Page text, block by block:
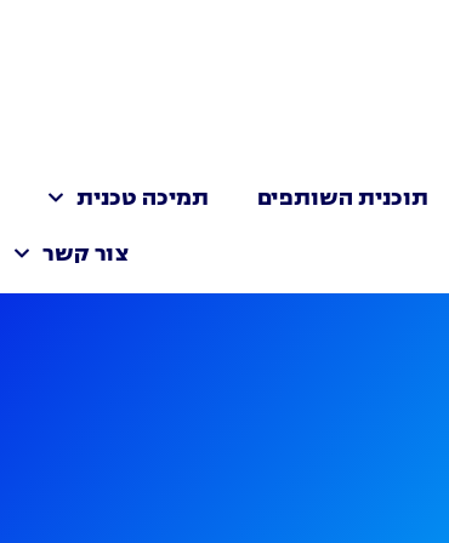
תוכנית השותפים תמיכה טכנית
צור קשר